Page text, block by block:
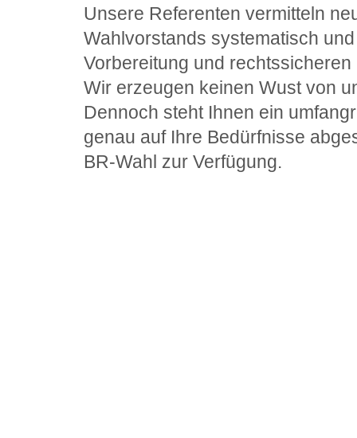
Unsere Referenten vermitteln
Wahlvorstands systematisch
Vorbereitung und
Wir erzeugen keinen Wust von
Dennoch steht Ihnen ein
genau auf Ihre Bedürfnisse
BR-Wahl zur Verfügung.